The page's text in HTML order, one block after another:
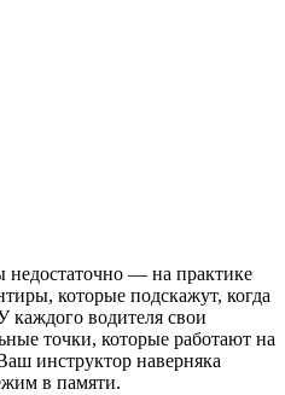
— на практике
которые подскажут, когда
каждого водителя свои
точки, которые работают на
инструктор наверняка
в памяти.